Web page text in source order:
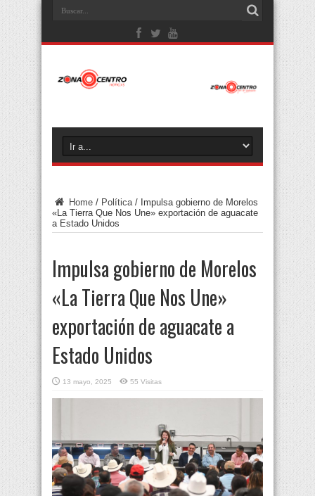
Home / Política / Impulsa gobierno de Morelos
«La Tierra Que Nos Une» exportación de aguacate
a Estado Unidos
Impulsa gobierno de Morelos
«La Tierra Que Nos Une»
exportación de aguacate a
Estado Unidos
13 mayo, 2025 55 Visitas